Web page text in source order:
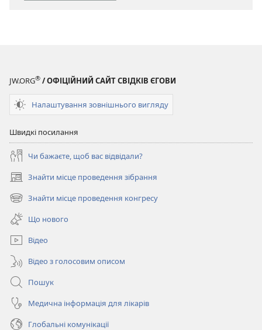
JW.ORG® / ОФІЦІЙНИЙ САЙТ СВІДКІВ ЄГОВИ
Налаштування зовнішнього вигляду
Швидкі посилання
Чи бажаєте, щоб вас відвідали?
Знайти місце проведення зібрання
(відкривається
у
новому
вікні)
Знайти місце проведення конгресу
(відкривається
новому
вікні)
Що нового
Відео
Відео з голосовим описом
Пошук
Медична інформація для лікарів
Глобальні комунікації